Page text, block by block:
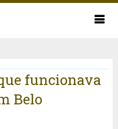
funcionava
Belo